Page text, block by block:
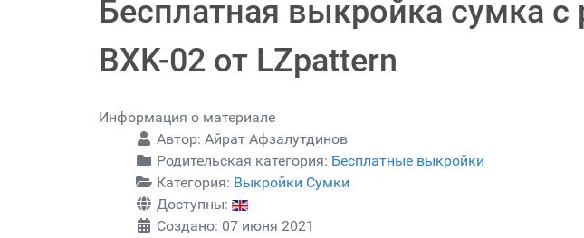
Бесплатная выкройка сумка
BXK-02 от LZpattern
Информация о материале
Автор: Айрат Афзалутдинов
Родительская категория: Бесплатные выкройки
Категория: Выкройки Сумки
Доступны:
Создано: 07 июня 2021